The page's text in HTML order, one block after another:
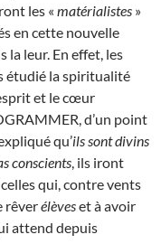
les « matérialistes »
en cette nouvelle
la leur. En effet, les
étudié la spiritualité
et le cœur
d’un point
qu’ils sont divins
conscients , ils iront
qui, contre vents
rêverélèveset à avoir
attend depuis